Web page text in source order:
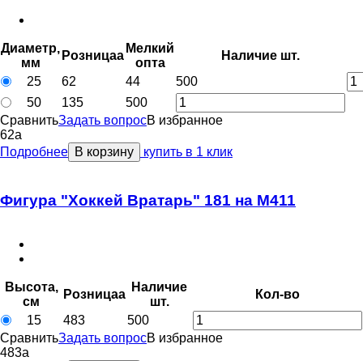
Диаметр,
мм
Розницаa
Мелкий
оптa
Наличие шт.
25
62 44
500
50
135
500
СравнитьЗадать вопросВ избранное
62a
Подробнее В корзину купить в 1 клик
Фигура "Хоккей Вратарь" 181 на M411
Высота,
см
Розницаa
Наличие
шт.
Кол-во
15
483
500
СравнитьЗадать вопросВ избранное
483a